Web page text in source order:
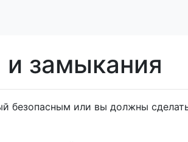
замыкания
безопасным или вы должны